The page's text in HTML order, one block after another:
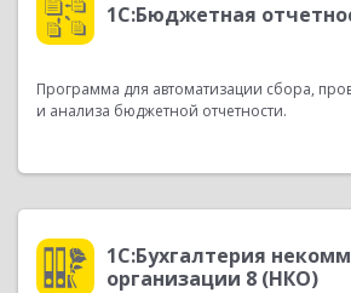
1С:Бюджетная
Программа для автоматизации сбора,
и анализа бюджетной отчетности.
1С:Бухгалтерия
организации 8 (НКО)